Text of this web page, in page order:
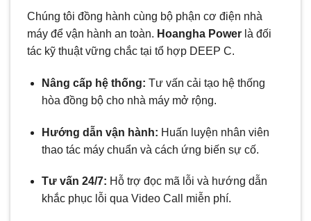
Chúng tôi đồng hành cùng bộ phận cơ điện nhà
máy để vận hành an toàn. Hoangha Power là đối
tác kỹ thuật vững chắc tại tổ hợp DEEP C.
Nâng cấp hệ thống: Tư vấn cải tạo hệ thống
hòa đồng bộ cho nhà máy mở rộng.
Hướng dẫn vận hành: Huấn luyện nhân viên
thao tác máy chuẩn và cách ứng biến sự cố.
Tư vấn 24/7: Hỗ trợ đọc mã lỗi và hướng dẫn
khắc phục lỗi qua Video Call miễn phí.